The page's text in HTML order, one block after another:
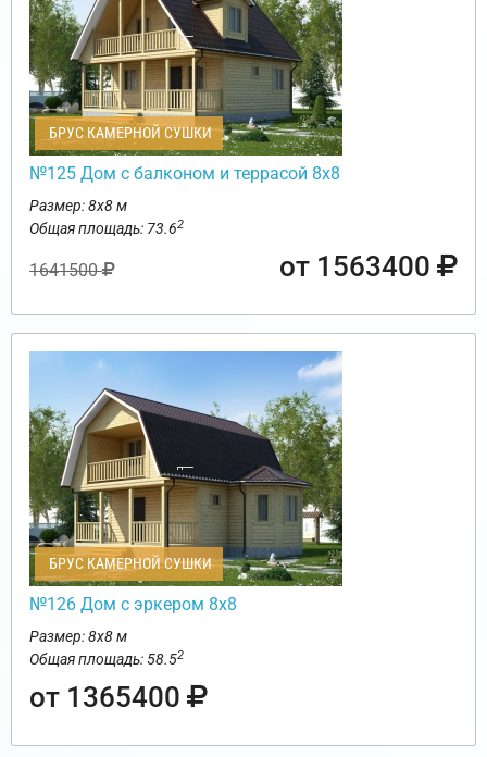
БРУС КАМЕРНОЙ СУШКИ
№125 Дом с балконом и террасой 8х8
Размер: 8х8 м
Общая площадь: 73.62
1641500 от 1563400
БРУС КАМЕРНОЙ СУШКИ
№126 Дом с эркером 8х8
Размер: 8х8 м
Общая площадь: 58.52
от 1365400